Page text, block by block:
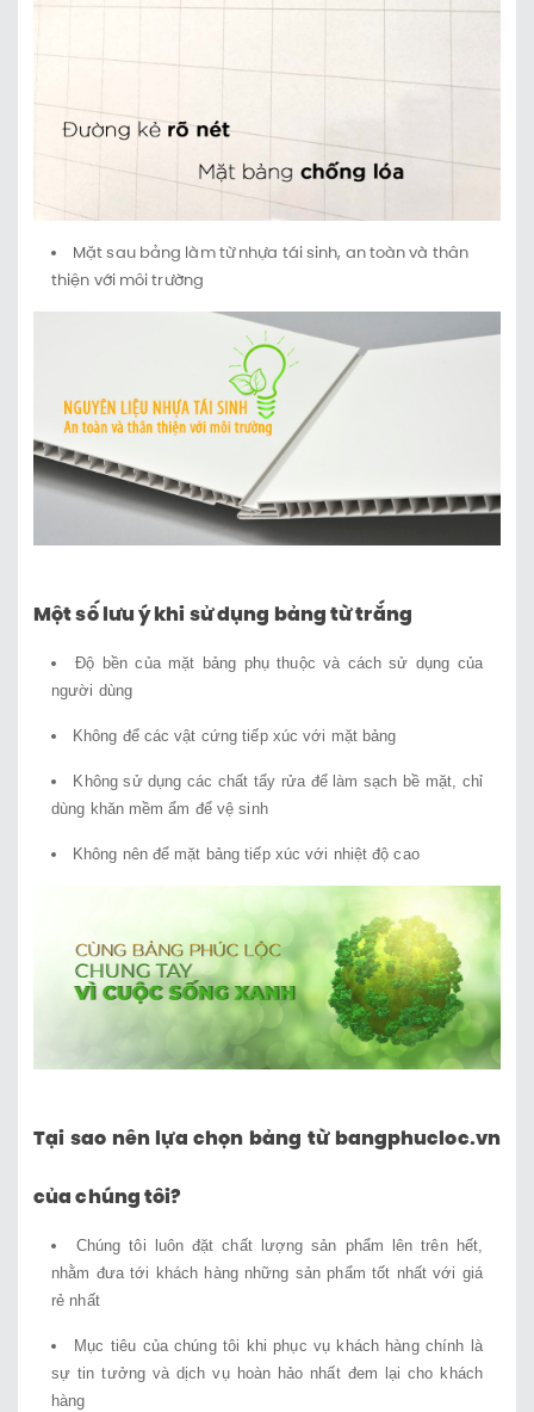
Mặtsau bảng làm từ nhựa tái sinh, an toàn và thân
thiện với môi trường
Một số lưu ý khi sử dụng bảng từ trắng
Độ bền của mặt bảng phụ thuộc và cách sử dụng của
người dùng
Không để các vật cứng tiếp xúc với mặt bảng
Không sử dụng các chất tẩy rửa để làm sạch bề mặt, chỉ
dùng khăn mềm ẩm để vệ sinh
Không nên để mặt bảng tiếp xúc với nhiệt độ cao
Tại sao nên lựa chọn bảng từ bangphucloc.vn
của chúng tôi?
Chúng tôi luôn đặt chất lượng sản phẩm lên trên hết,
nhằm đưa tới khách hàng những sản phẩm tốt nhất với giá
rẻ nhất
Mục tiêu của chúng tôi khi phục vụ khách hàng chính là
sự tin tưởng và dịch vụ hoàn hảo nhất đem lại cho khách
hàng